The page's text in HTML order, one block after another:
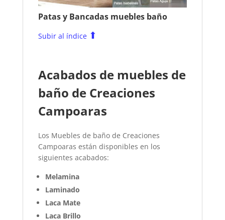
Patas y Bancadas muebles baño
Subir al índice ⬆
Acabados de muebles de
baño de Creaciones
Campoaras
Los Muebles de baño de Creaciones
Campoaras están disponibles en los
siguientes acabados:
Melamina
Laminado
Laca Mate
Laca Brillo